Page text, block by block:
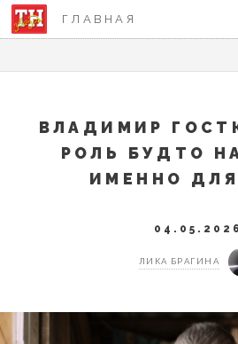
ГЛАВНАЯ
ВЛАДИМИР
РОЛЬ БУДТО
ИМЕННО
04.05.2026
ЛИКА БРАГИНА